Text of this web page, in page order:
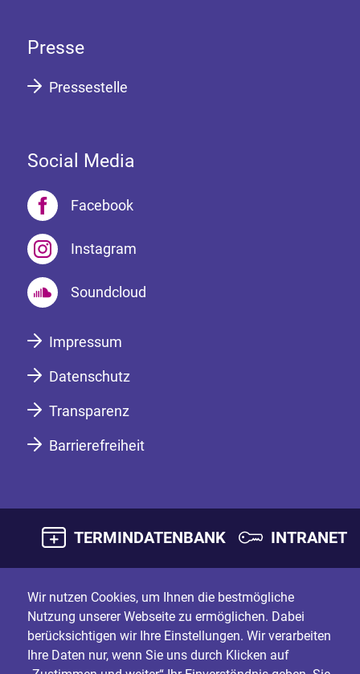
Presse
Pressestelle
Social Media
Facebook
Instagram
Soundcloud
Impressum
Datenschutz
Transparenz
Barrierefreiheit
TERMINDATENBANK INTRANET
Wir nutzen Cookies, um Ihnen die bestmögliche
Nutzung unserer Webseite zu ermöglichen. Dabei
berücksichtigen wir Ihre Einstellungen. Wir verarbeiten
Ihre Daten nur, wenn Sie uns durch Klicken auf